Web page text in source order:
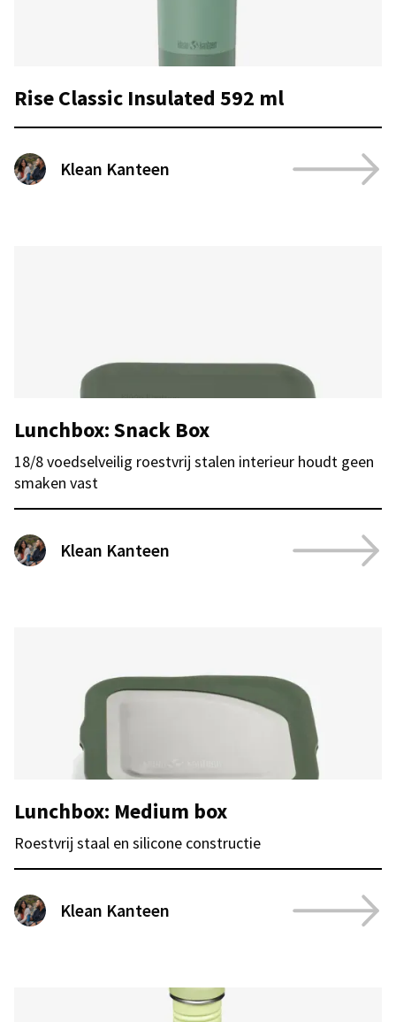
Rise Classic Insulated 592 ml
Klean Kanteen
Lunchbox: Snack Box
18/8 voedselveilig roestvrij stalen interieur houdt geen
smaken vast
Klean Kanteen
Lunchbox: Medium box
Roestvrij staal en silicone constructie
Klean Kanteen